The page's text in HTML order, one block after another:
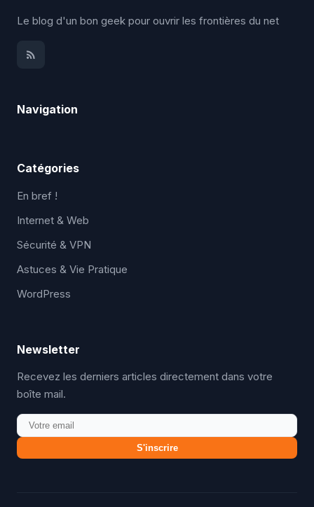
Le blog d'un bon geek pour ouvrir les frontières du net
Navigation
Catégories
En bref !
Internet & Web
Sécurité & VPN
Astuces & Vie Pratique
WordPress
Newsletter
Recevez les derniers articles directement dans votre
boîte mail.
S'inscrire